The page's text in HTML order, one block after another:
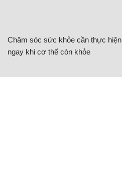
Chăm sóc sức khỏe cần thực hiện
ngay khi cơ thể còn khỏe